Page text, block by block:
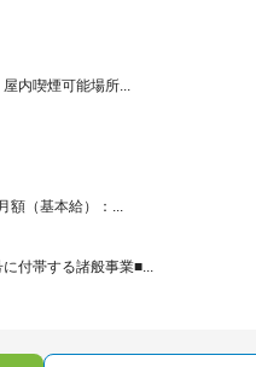
内喫煙可能場所...
額（基本給）：...
付帯する諸般事業■...